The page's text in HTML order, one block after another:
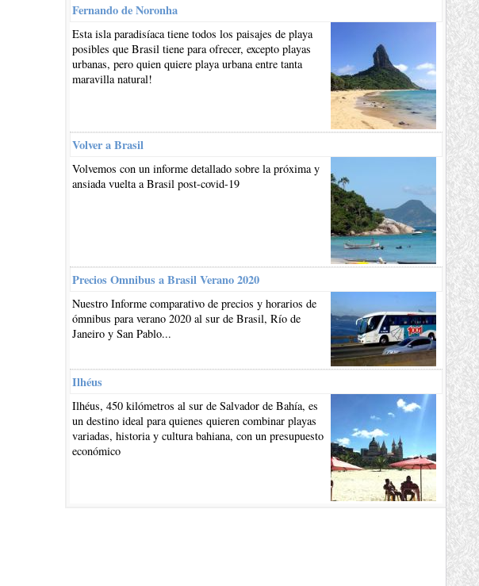
Fernando de Noronha
Esta isla paradisíaca tiene todos los paisajes de playa
posibles que Brasil tiene para ofrecer, excepto playas
urbanas, pero quien quiere playa urbana entre tanta
maravilla natural!
Volver a Brasil
Volvemos con un informe detallado sobre la próxima y
ansiada vuelta a Brasil post-covid-19
Precios Omnibus a Brasil Verano 2020
Nuestro Informe comparativo de precios y horarios de
ómnibus para verano 2020 al sur de Brasil, Río de
Janeiro y San Pablo...
Ilhéus
Ilhéus, 450 kilómetros al sur de Salvador de Bahía, es
un destino ideal para quienes quieren combinar playas
variadas, historia y cultura bahiana, con un presupuesto
económico